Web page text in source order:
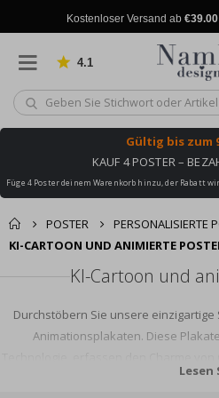
Kostenloser Versand ab €39.00
4.1 von 1029
Gültig bis zum
KAUF 4 POSTER –
Füge 4 Poster deinem Warenkorb hinzu, der Rabatt
POSTER PERSONALISIERTE
KI-CARTOON UND ANIMIERTE
KI-Cartoon und
Durchstöbern Sie unsere einzigartige
Animationsplakaten. Diese
einzigartige und fesselnde Weise. Egal,
Lesen